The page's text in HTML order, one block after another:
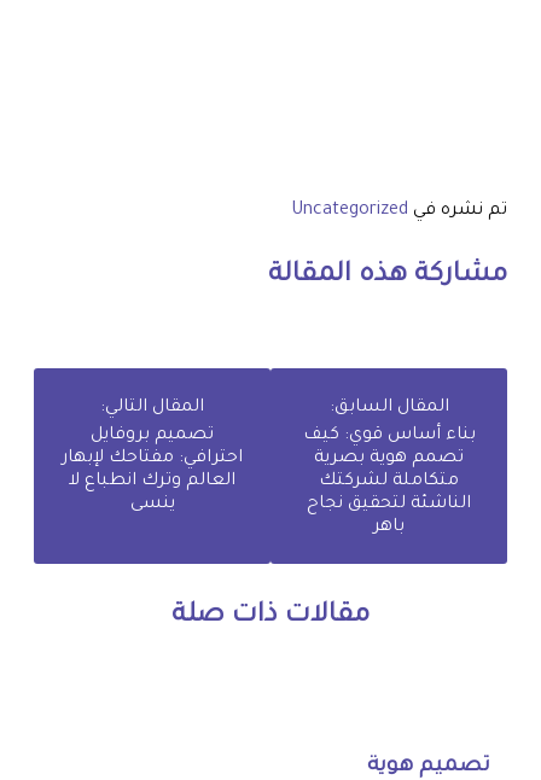
تم نشره في Uncategorized
مشاركة هذه المقالة
المقال السابق:
بناء أساس قوي: كيف
تصمم هوية بصرية
متكاملة لشركتك
الناشئة لتحقيق نجاح
باهر
المقال التالي:
تصميم بروفايل
احترافي: مفتاحك لإبهار
العالم وترك انطباع لا
ينسى
مقالات ذات صلة
تصميم هوية